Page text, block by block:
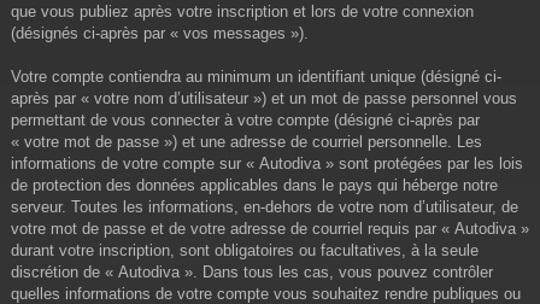
que vous publiez après votre inscription et lors de votre connexion
(désignés ci-après par « vos messages »).
Votre compte contiendra au minimum un identifiant unique (désigné ci-
après par « votre nom d’utilisateur ») et un mot de passe personnel vous
permettant de vous connecter à votre compte (désigné ci-après par
« votre mot de passe ») et une adresse de courriel personnelle. Les
informations de votre compte sur « Autodiva » sont protégées par les lois
de protection des données applicables dans le pays qui héberge notre
serveur. Toutes les informations, en-dehors de votre nom d’utilisateur, de
votre mot de passe et de votre adresse de courriel requis par « Autodiva »
durant votre inscription, sont obligatoires ou facultatives, à la seule
discrétion de « Autodiva ». Dans tous les cas, vous pouvez contrôler
quelles informations de votre compte vous souhaitez rendre publiques ou